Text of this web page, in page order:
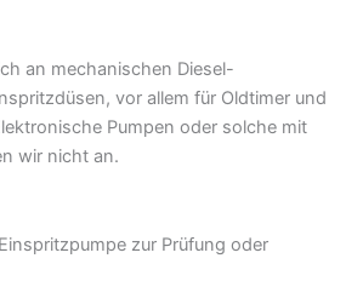
an mechanischen Diesel-
vor allem für Oldtimer und
Pumpen oder solche mit
wir nicht an.
zur Prüfung oder